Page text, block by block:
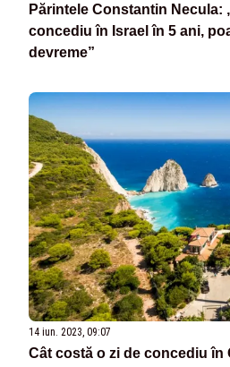
Părintele Constantin Necula:
concediu în Israel în 5 ani,
devreme”
14 iun. 2023, 09:07
Cât costă o zi de concediu în